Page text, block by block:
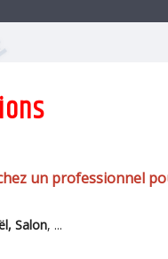
un professionnel
Salon, ...